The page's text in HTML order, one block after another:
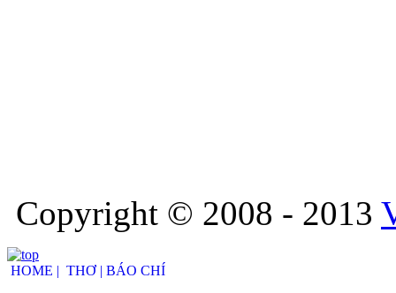
Copyright © 2008 - 2013
HOME | THƠ | BÁO CHÍ